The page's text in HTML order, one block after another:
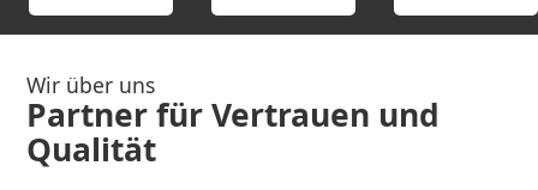
Wir über uns
Partner für Vertrauen und
Qualität